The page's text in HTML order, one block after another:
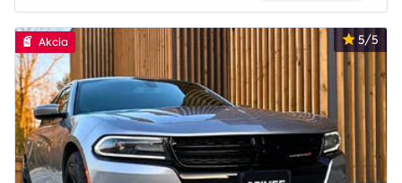
5/5
Akcia